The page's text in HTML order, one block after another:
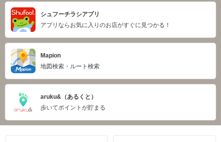
シュフーチラシアプリ
アプリならお気に入りのお店がすぐに見つかる！
Mapion
地図検索・ルート検索
aruku&（あるくと）
歩いてポイントが貯まる